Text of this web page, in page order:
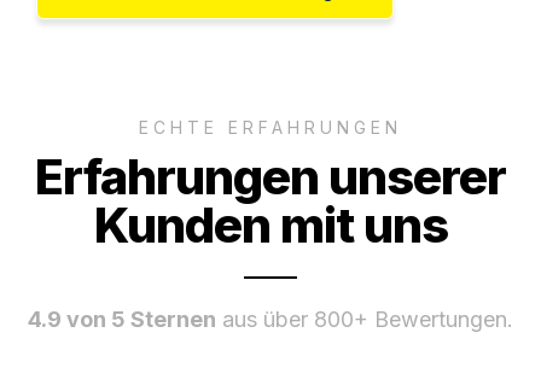
ECHTE ERFAHRUNGEN
Erfahrungen unserer
Kunden mit uns
4.9 von 5 Sternen aus über 800+ Bewertungen.